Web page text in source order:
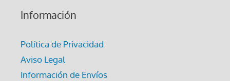
Información
Política de Privacidad
Aviso Legal
Información de Envíos